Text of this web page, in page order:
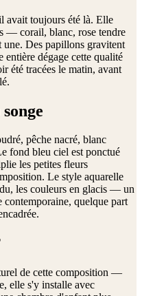
avait toujours été là. Elle
— corail, blanc, rose tendre
Des papillons gravitent
entière dégage cette qualité
été tracées le matin, avant
pêche nacré, blanc
fond bleu ciel est ponctué
les petites fleurs
Le style aquarelle
les couleurs en glacis — un
quelque part
de cette composition —
elle s'y installe avec